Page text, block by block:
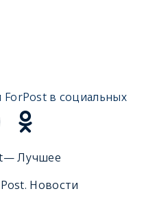
в социальных
Лучшее
Новости